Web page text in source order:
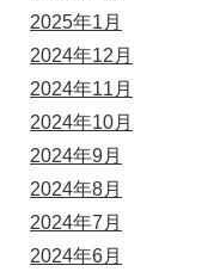
2025年1月
2024年12月
2024年11月
2024年10月
2024年9月
2024年8月
2024年7月
2024年6月